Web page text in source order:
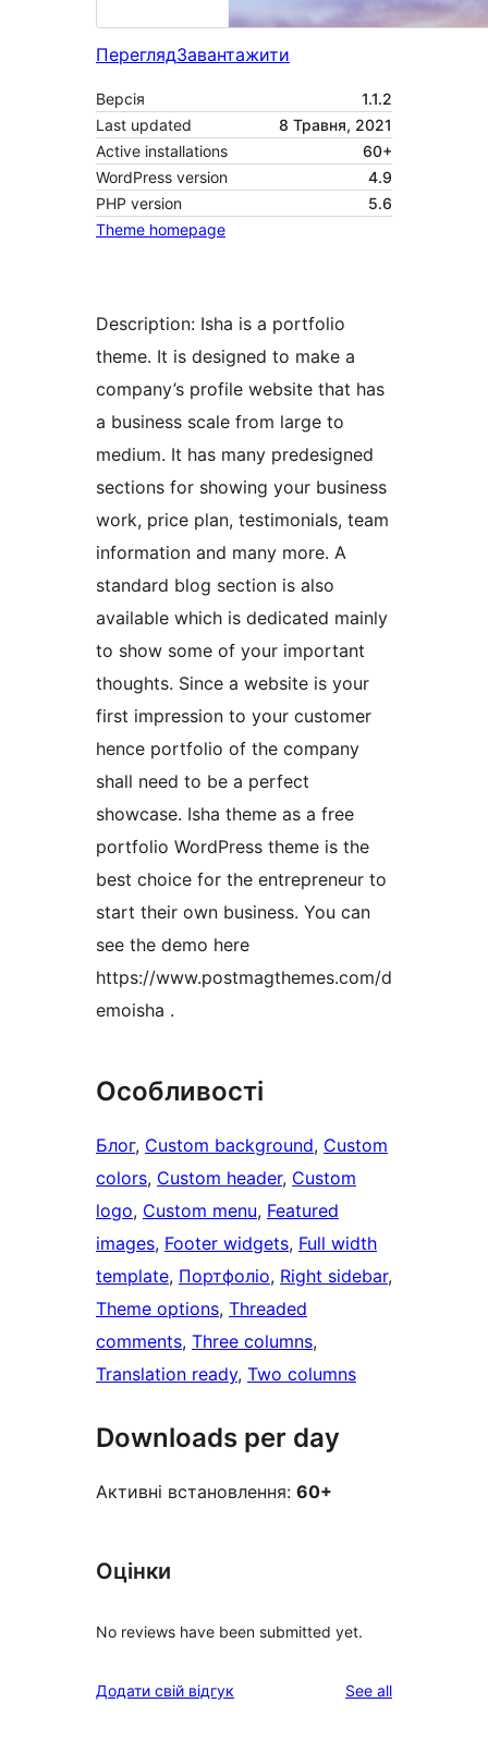
ПереглядЗавантажити
Версія
1.1.2
Last updated
8 Травня, 2021
Active installations
60+
WordPress version
4.9
PHP version
5.6
Theme homepage
Description: Isha is a portfolio
theme. It is designed to make a
company’s profile website that has
a business scale from large to
medium. It has many predesigned
sections for showing your business
work, price plan, testimonials, team
information and many more. A
standard blog section is also
available which is dedicated mainly
to show some of your important
thoughts. Since a website is your
first impression to your customer
hence portfolio of the company
shall need to be a perfect
showcase. Isha theme as a free
portfolio WordPress theme is the
best choice for the entrepreneur to
start their own business. You can
see the demo here
https://www.postmagthemes.com/d
emoisha .
Особливості
Блог, Custom background, Custom
colors, Custom header, Custom
logo, Custom menu, Featured
images, Footer widgets, Full width
template, Портфоліо, Right sidebar
Theme options, Threaded
comments, Three columns
Translation ready, Two columns
Downloads per day
Активні встановлення: 60+
Оцінки
No reviews have been submitted yet.
Додати свій відгук See allreviews